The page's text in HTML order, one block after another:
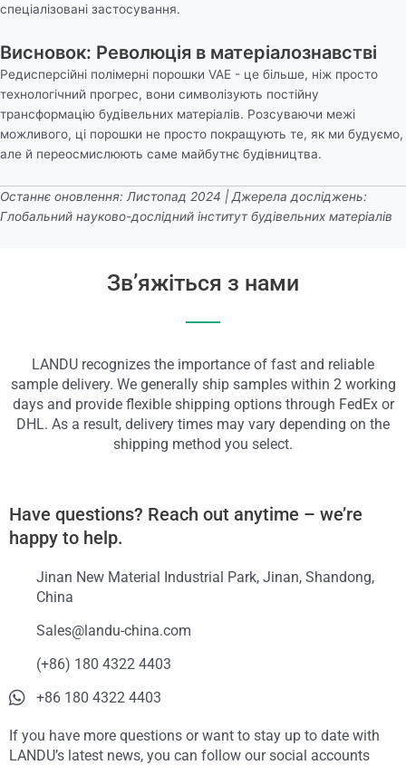
спеціалізовані застосування.
Висновок: Революція в матеріалознавстві
Редисперсійні полімерні порошки VAE - це більше, ніж просто
технологічний прогрес, вони символізують постійну
трансформацію будівельних матеріалів. Розсуваючи межі
можливого, ці порошки не просто покращують те, як ми будуємо,
але й переосмислюють саме майбутнє будівництва.
Останнє оновлення: Листопад 2024 | Джерела досліджень:
Глобальний науково-дослідний інститут будівельних матеріалів
Зв’яжіться з нами
LANDU recognizes the importance of fast and reliable
sample delivery. We generally ship samples within 2 working
days and provide flexible shipping options through FedEx or
DHL. As a result, delivery times may vary depending on the
shipping method you select.
Have questions? Reach out anytime – we’re
happy to help.
Jinan New Material Industrial Park, Jinan, Shandong,
China
Sales@landu-china.com
(+86) 180 4322 4403
+86 180 4322 4403
If you have more questions or want to stay up to date with
LANDU’s latest news, you can follow our social accounts